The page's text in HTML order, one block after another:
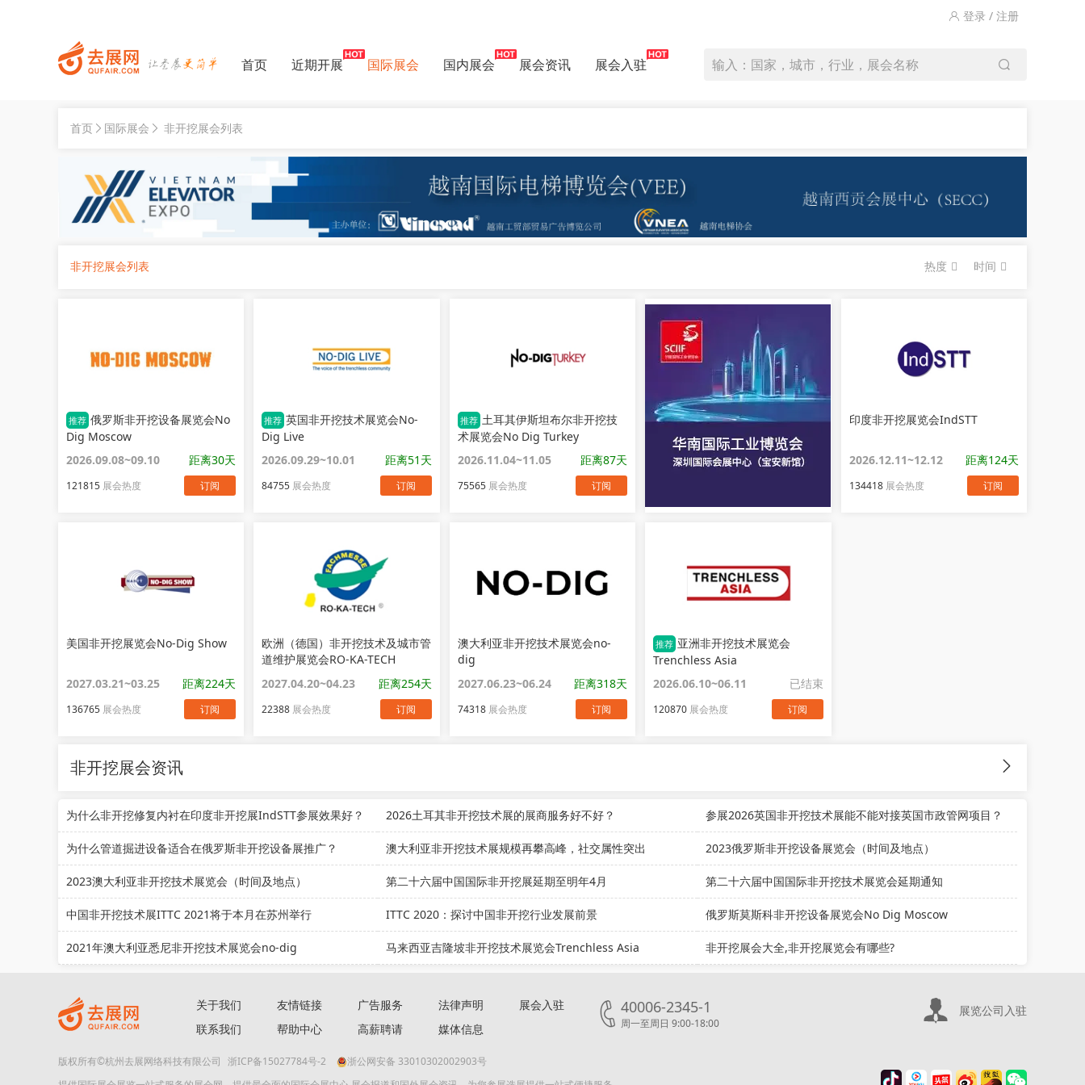
登录 / 注册
首页 近期开展 国际展会 国内展会 展会资讯 展会入驻 输入：国家，城市，行业，展会名称
首页 国际展会 非开挖展会列表
非开挖展会列表 热度 时间
推荐 俄罗斯非开挖设备展览会No
Dig Moscow
2026.09.08~09.10
距离30天
121815 展会热度 订阅
推荐 英国非开挖技术展览会No-
Dig Live
2026.09.29~10.01
距离51天
84755 展会热度 订阅
推荐 土耳其伊斯坦布尔非开挖技
术展览会No Dig Turkey
2026.11.04~11.05
距离87天
75565展会热度 订阅
印度非开挖展览会IndSTT
2026.12.11~12.12 距离124天
134418展会热度 订阅
美国非开挖展览会No-Dig Show
2027.03.21~03.25 距离224天
136765 展会热度 订阅
欧洲（德国）非开挖技术及城市管
道维护展览会RO-KA-TECH
2027.04.20~04.23
距离254天
22388 展会热度 订阅
澳大利亚非开挖技术展览会no-
dig
2027.06.23~06.24
距离318天
74318展会热度 订阅
推荐 亚洲非开挖技术展览会
Trenchless Asia
2026.06.10~06.11
已结束
120870 展会热度 订阅
非开挖展会资讯
为什么非开挖修复内衬在印度非开挖展IndSTT参展效果好？ 2026土耳其非开挖技术展的展商服务好不好？ 参展2026英国非开挖技术展能不能对接英国市政管网项目？
为什么管道掘进设备适合在俄罗斯非开挖设备展推广？ 澳大利亚非开挖技术展规模再攀高峰，社交属性突出 2023俄罗斯非开挖设备展览会（时间及地点）
2023澳大利亚非开挖技术展览会（时间及地点） 第二十六届中国国际非开挖展延期至明年4月 第二十六届中国国际非开挖技术展览会延期通知
中国非开挖技术展ITTC 2021将于本月在苏州举行 ITTC 2020：探讨中国非开挖行业发展前景 俄罗斯莫斯科非开挖设备展览会No Dig Moscow
2021年澳大利亚悉尼非开挖技术展览会no-dig 马来西亚吉隆坡非开挖技术展览会Trenchless Asia 非开挖展会大全,非开挖展览会有哪些?
关于我们
联系我们
友情链接
帮助中心
广告服务
高薪聘请
法律声明
媒体信息
展会入驻 40006-2345-1
周一至周日 9:00-18:00
展览公司入驻
版权所有©杭州去展网络科技有限公司 浙ICP备15027784号-2
浙公网安备 33010302002903号